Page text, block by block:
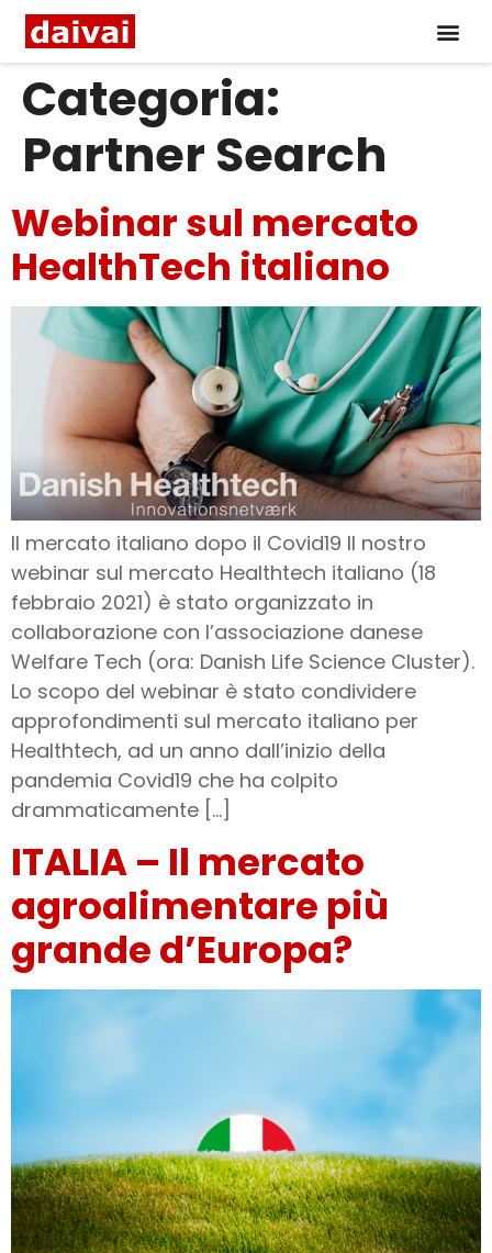
Categoria:
Partner Search
Webinar sul mercato
HealthTech italiano
Il mercato italiano dopo il Covid19 Il nostro
webinar sul mercato Healthtech italiano (18
febbraio 2021) è stato organizzato in
collaborazione con l’associazione danese
Welfare Tech (ora: Danish Life Science Cluster).
Lo scopo del webinar è stato condividere
approfondimenti sul mercato italiano per
Healthtech, ad un anno dall’inizio della
pandemia Covid19 che ha colpito
drammaticamente […]
ITALIA – Il mercato
agroalimentare più
grande d’Europa?